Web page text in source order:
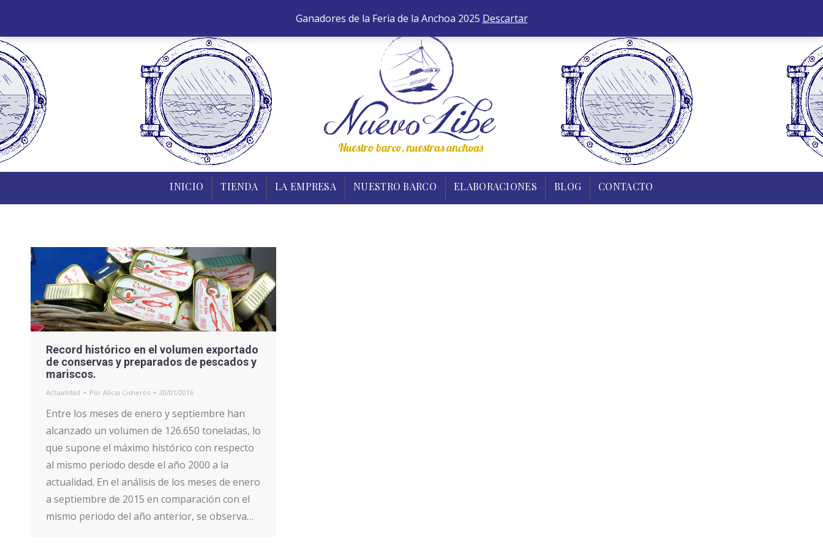
INICIO TIENDA LA EMPRESA NUESTRO BARCO ELABORACIONES BLOG CONTACTO
Record histórico en el volumen exportado
de conservas y preparados de pescados y
mariscos.
Actualidad Por Alicia Cisneros 20/01/2016
Entre los meses de enero y septiembre han
alcanzado un volumen de 126.650 toneladas, lo
que supone el máximo histórico con respecto
al mismo periodo desde el año 2000 a la
actualidad. En el análisis de los meses de enero
a septiembre de 2015 en comparación con el
mismo periodo del año anterior, se observa…
Ganadores de la Feria de la Anchoa 2025 Descartar
INICIO TIENDA LA EMPRESA NUESTRO BARCO